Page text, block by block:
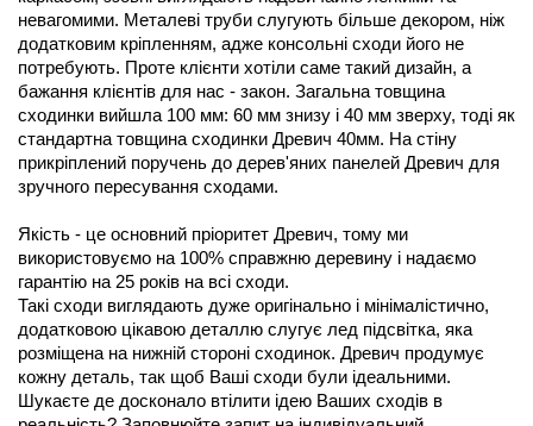
невагомими. Металеві труби слугують більше декором, ніж
додатковим кріпленням, адже консольні сходи його не
потребують. Проте клієнти хотіли саме такий дизайн, а
бажання клієнтів для нас - закон. Загальна товщина
сходинки вийшла 100 мм: 60 мм знизу і 40 мм зверху, тоді як
стандартна товщина сходинки Древич 40мм. На стіну
прикріплений поручень до дерев'яних панелей Древич для
зручного пересування сходами.
Якість - це основний пріоритет Древич, тому ми
використовуємо на 100% справжню деревину і надаємо
гарантію на 25 років на всі сходи.
Такі сходи виглядають дуже оригінально і мінімалістично,
додатковою цікавою деталлю слугує лед підсвітка, яка
розміщена на нижній стороні сходинок. Древич продумує
кожну деталь, так щоб Ваші сходи були ідеальними.
Шукаєте де досконало втілити ідею Ваших сходів в